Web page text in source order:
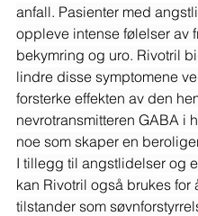
anfall. Pasienter med
oppleve intense følelser av
bekymring og uro. Rivotril
lindre disse symptomene
forsterke effekten av den
nevrotransmitteren GABA i
noe som skaper en
I tillegg til angstlidelser og
kan Rivotril også brukes for
tilstander som